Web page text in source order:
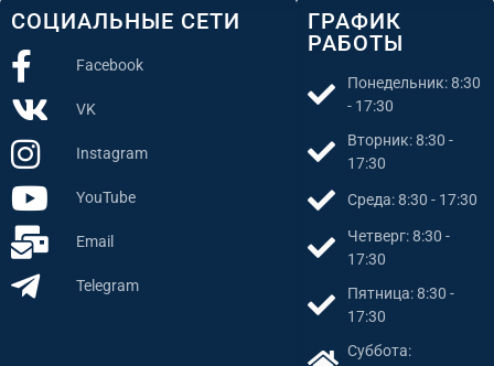
ГРАФИК
РАБОТЫ
Понедельник: 8:30
- 17:30
Вторник: 8:30 -
17:30
Среда: 8:30 - 17:30
Четверг: 8:30 -
17:30
Пятница: 8:30 -
17:30
Суббота:
СОЦИАЛЬНЫЕ СЕТИ
Facebook
VK
Instagram
YouTube
Email
Telegram